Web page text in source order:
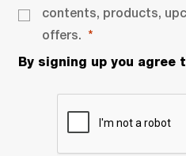
contents, products,
offers.
By signing up you agree